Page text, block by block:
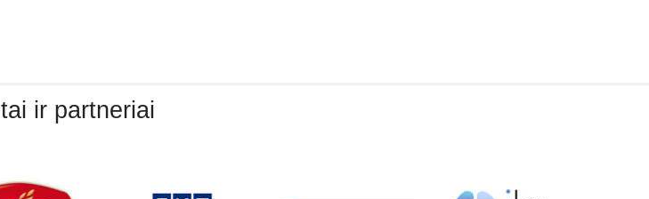
ir partneriai